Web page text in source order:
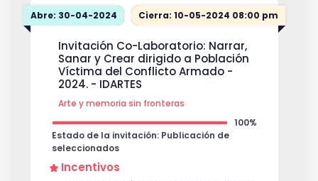
los formatos suministrados por el
Idartes, (iii) informe final de memoria del
características definidas por el Idartes.
$ 20,000,000
Abre: 30-04-2024 Cierra: 10-05-2024 08:00 pm
Invitación Co-Laboratorio: Narrar,
Sanar y Crear dirigido a Población
Víctima del Conflicto Armado -
2024. - IDARTES
Arte y memoria sin fronteras
100%
Estado de la invitación: Publicación de
seleccionados
Incentivos